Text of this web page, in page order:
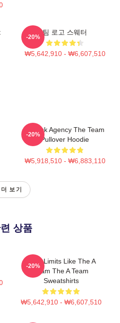
팀 로고 스웨터
₩5,642,910 - ₩6,607,510
-20%
All Risk Agency The Team
Pullover Hoodie
₩5,918,510 - ₩6,883,110
-20%
더 보기
상품
Push Limits Like The A
Team The A Team
Sweatshirts
₩5,642,910 - ₩6,607,510
-20%